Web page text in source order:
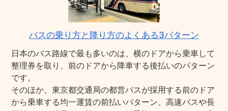
バスの乗り方と降り方のよくある3パターン
日本のバス路線で最も多いのは、横のドアから乗車して
整理券を取り、前のドアから降車する後払いのパターン
です。
そのほか、東京都交通局の都営バスが採用する前のドア
から乗車する均一運賃の前払いパターン、高速バスや長